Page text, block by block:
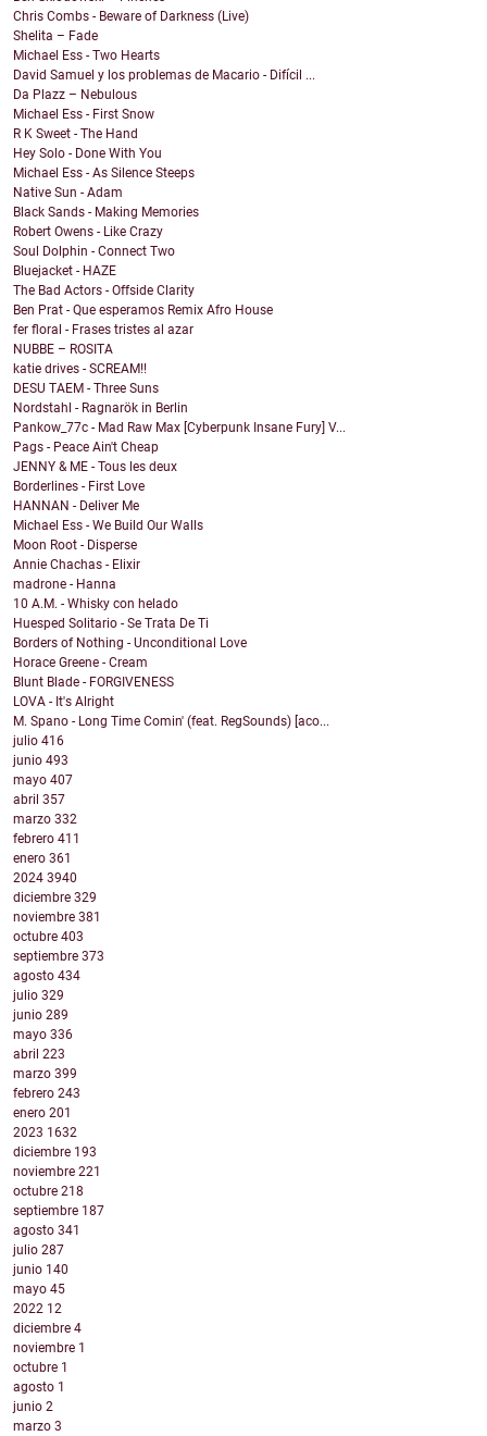
Chris Combs - Beware of Darkness (Live)
Shelita – Fade
Michael Ess - Two Hearts
David Samuel y los problemas de Macario - Difícil ...
Da Plazz – Nebulous
Michael Ess - First Snow
R K Sweet - The Hand
Hey Solo - Done With You
Michael Ess - As Silence Steeps
Native Sun - Adam
Black Sands - Making Memories
Robert Owens - Like Crazy
Soul Dolphin - Connect Two
Bluejacket - HAZE
The Bad Actors - Offside Clarity
Ben Prat - Que esperamos Remix Afro House
fer floral - Frases tristes al azar
NUBBE – ROSITA
katie drives - SCREAM!!
DESU TAEM - Three Suns
Nordstahl - Ragnarök in Berlin
Pankow_77c - Mad Raw Max [Cyberpunk Insane Fury] V...
Pags - Peace Ain't Cheap
JENNY & ME - Tous les deux
Borderlines - First Love
HANNAN - Deliver Me
Michael Ess - We Build Our Walls
Moon Root - Disperse
Annie Chachas - Elixir
madrone - Hanna
10 A.M. - Whisky con helado
Huesped Solitario - Se Trata De Ti
Borders of Nothing - Unconditional Love
Horace Greene - Cream
Blunt Blade - FORGIVENESS
LOVA - It's Alright
M. Spano - Long Time Comin' (feat. RegSounds) [aco...
julio 416
junio 493
mayo 407
abril 357
marzo 332
febrero 411
enero 361
2024 3940
diciembre 329
noviembre 381
octubre 403
septiembre 373
agosto 434
julio 329
junio 289
mayo 336
abril 223
marzo 399
febrero 243
enero 201
2023 1632
diciembre 193
noviembre 221
octubre 218
septiembre 187
agosto 341
julio 287
junio 140
mayo 45
2022 12
diciembre 4
noviembre 1
octubre 1
agosto 1
junio 2
marzo 3